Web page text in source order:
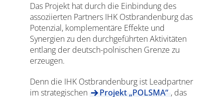
Das Projekt hat durch die Einbindung des
assoziierten Partners IHK Ostbrandenburg das
Potenzial, komplementäre Effekte und
Synergien zu den durchgeführten Aktivitäten
entlang der deutsch-polnischen Grenze zu
erzeugen.
Denn die IHK Ostbrandenburg ist Leadpartner
im strategischen
Projekt „POLSMA“ , das